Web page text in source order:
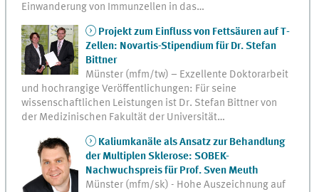
Einwanderung von Immunzellen in das…
Projekt zum Einfluss von Fettsäuren auf T-
Zellen: Novartis-Stipendium für Dr. Stefan
Bittner
Münster (mfm/tw) – Exzellente Doktorarbeit
und hochrangige Veröffentlichungen: Für seine
wissenschaftlichen Leistungen ist Dr. Stefan Bittner von
der Medizinischen Fakultät der Universität…
Kaliumkanäle als Ansatz zur Behandlung
der Multiplen Sklerose: SOBEK-
Nachwuchspreis für Prof. Sven Meuth
Münster (mfm/sk) - Hohe Auszeichnung auf